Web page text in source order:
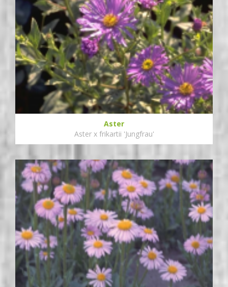
Aster
Aster x frikartii 'Jungfrau'